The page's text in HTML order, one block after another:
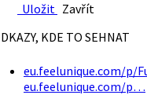
Uložit Zavřít
KDE TO SEHNAT
eu.feelunique.com/p/
eu.feelunique.com/p…